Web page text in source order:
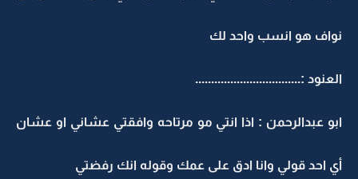
نواف هو انسب واحد لك
العنود :.................................
ابو عبدالرحمن : اذا انتي مو مرتاحه وافقتي عشاني او عشان
أي احد قولي وانا ادق على عمك وقوله انك رفضتي